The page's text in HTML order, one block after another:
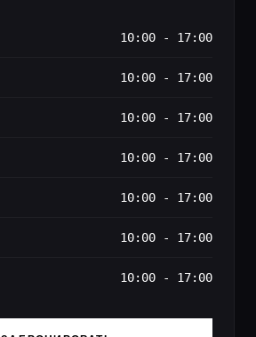
10:00 - 17:00
10:00 - 17:00
10:00 - 17:00
10:00 - 17:00
10:00 - 17:00
10:00 - 17:00
10:00 - 17:00